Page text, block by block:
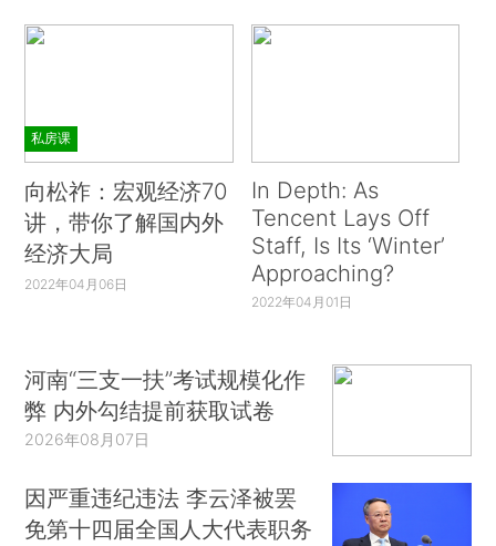
私房课
向松祚：宏观经济70
讲，带你了解国内外
经济大局
2022年04月06日
In Depth: As
Tencent Lays Off
Staff, Is Its ‘Winter’
Approaching?
2022年04月01日
河南“三支一扶”考试规模化作
弊 内外勾结提前获取试卷
2026年08月07日
因严重违纪违法 李云泽被罢
免第十四届全国人大代表职务